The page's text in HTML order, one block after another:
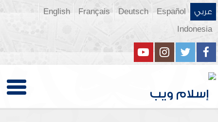
عربي Español
Deutsch
Français
English
Indonesia